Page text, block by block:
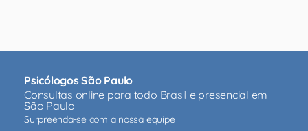
Psicólogos São Paulo
Consultas online para todo Brasil e presencial em
São Paulo
Surpreenda-se com a nossa equipe